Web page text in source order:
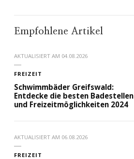
Empfohlene Artikel
AKTUALISIERT AM 04.08.2026
FREIZEIT
Schwimmbäder Greifswald:
Entdecke die besten Badestellen
und Freizeitmöglichkeiten 2024
AKTUALISIERT AM 06.08.2026
FREIZEIT